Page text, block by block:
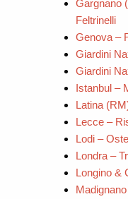
Gargnano
Feltrinelli
Genova –
Giardini
Giardini
Istanbul –
Latina
Lecce –
Lodi –
Londra –
Longino &